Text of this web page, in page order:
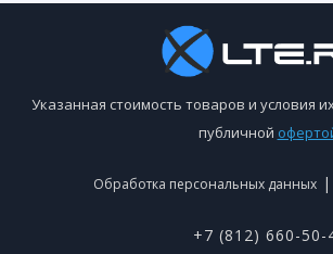
Указанная стоимость товаров и условия
публичной
Обработка персональных данных |
+7 (812) 660-50-